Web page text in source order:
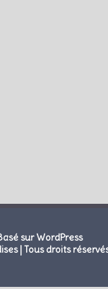
sur WordPress
| Tous droits